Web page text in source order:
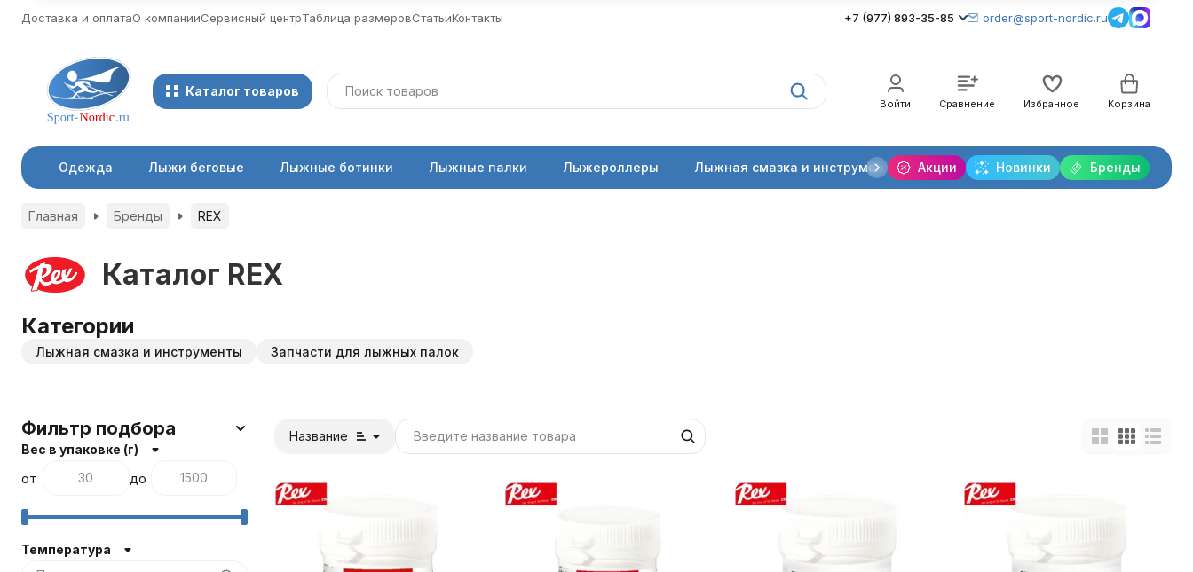
Доставка и оплатаО компанииСервисный центрТаблица размеровСтатьиКонтакты +7 (977) 893-35-85 order@sport-nordic.ru
Каталог товаров
Войти Сравнение Избранное Корзина
Акции Новинки Бренды
Одежда Лыжи беговые Лыжные ботинки Лыжные палки Лыжероллеры Лыжная смазка и инструменты Крепления лыжные Очки и линзы
Главная Бренды REX
Каталог REX
Категории
Лыжная смазка и инструменты Запчасти для лыжных палок
Название
Фильтр подбора
Вес в упаковке (г)
от
до
Температура